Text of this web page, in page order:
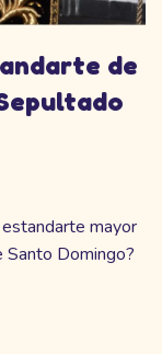
de
mayor
Domingo?